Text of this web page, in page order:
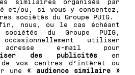
similaires organisés par
et/ou, si vous y consentez,
sociétés du Groupe PUIG.
nous, ou le cas échéant
sociétés du Groupe PUIG,
occasionnellement utiliser
e-mail pour
des publicités en
vos centres d’intérêt ou
une « audience similaire »